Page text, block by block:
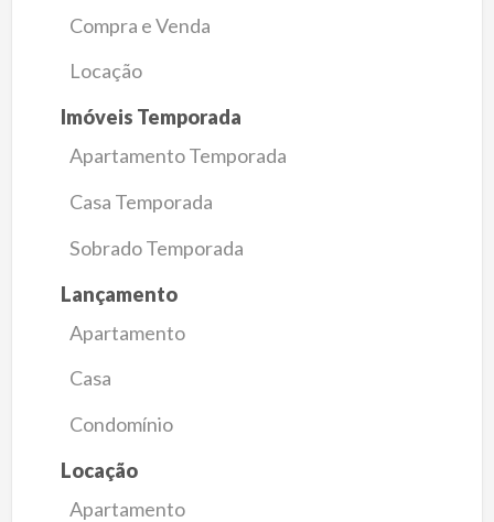
Compra e Venda
Locação
Imóveis Temporada
Apartamento Temporada
Casa Temporada
Sobrado Temporada
Lançamento
Apartamento
Casa
Condomínio
Locação
Apartamento